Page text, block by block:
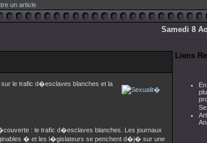
un article
Samedi 8
le trafic d�esclaves blanches et la
: le trafic d�esclaves blanches. Les journaux
� et les l�gislateurs se penchent d�j� sur une
Liens